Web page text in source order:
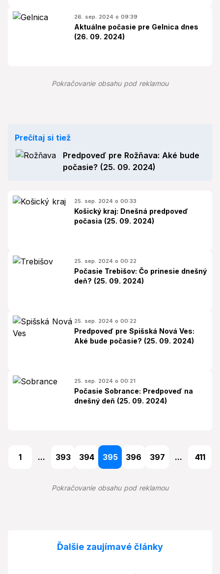
26. sep. 2024 o 09:39
Aktuálne počasie pre Gelnica dnes
(26. 09. 2024)
Pokračovanie obsahu pod reklamou
Prečítaj si tiež
Predpoveď pre Rožňava: Aké bude
počasie? (25. 09. 2024)
25. sep. 2024 o 00:33
Košický kraj: Dnešná predpoveď
počasia (25. 09. 2024)
25. sep. 2024 o 00:22
Počasie Trebišov: Čo prinesie dnešný
deň? (25. 09. 2024)
25. sep. 2024 o 00:22
Predpoveď pre Spišská Nová Ves:
Aké bude počasie? (25. 09. 2024)
25. sep. 2024 o 00:21
Počasie Sobrance: Predpoveď na
dnešný deň (25. 09. 2024)
1 ... 393 394 395 396 397 ... 411
Pokračovanie obsahu pod reklamou
Ďalšie zaujímavé články